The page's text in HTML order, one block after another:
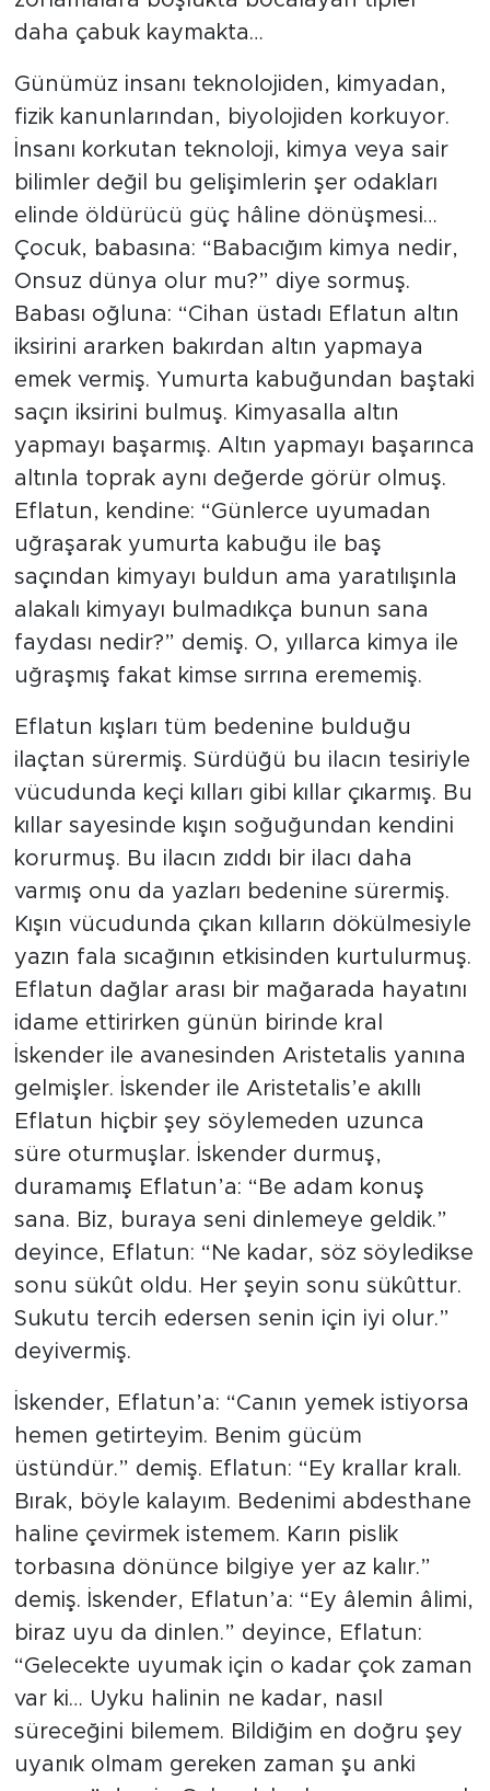
daha çabuk kaymakta…
Günümüz insanı teknolojiden, kimyadan,
fizik kanunlarından, biyolojiden korkuyor.
İnsanı korkutan teknoloji, kimya veya sair
bilimler değil bu gelişimlerin şer odakları
elinde öldürücü güç hâline dönüşmesi…
Çocuk, babasına: “Babacığım kimya nedir,
Onsuz dünya olur mu?” diye sormuş.
Babası oğluna: “Cihan üstadı Eflatun altın
iksirini ararken bakırdan altın yapmaya
emek vermiş. Yumurta kabuğundan baştaki
saçın iksirini bulmuş. Kimyasalla altın
yapmayı başarmış. Altın yapmayı başarınca
altınla toprak aynı değerde görür olmuş.
Eflatun, kendine: “Günlerce uyumadan
uğraşarak yumurta kabuğu ile baş
saçından kimyayı buldun ama yaratılışınla
alakalı kimyayı bulmadıkça bunun sana
faydası nedir?” demiş. O, yıllarca kimya ile
uğraşmış fakat kimse sırrına erememiş.
Eflatun kışları tüm bedenine bulduğu
ilaçtan sürermiş. Sürdüğü bu ilacın tesiriyle
vücudunda keçi kılları gibi kıllar çıkarmış. Bu
kıllar sayesinde kışın soğuğundan kendini
korurmuş. Bu ilacın zıddı bir ilacı daha
varmış onu da yazları bedenine sürermiş.
Kışın vücudunda çıkan kılların dökülmesiyle
yazın fala sıcağının etkisinden kurtulurmuş.
Eflatun dağlar arası bir mağarada hayatını
idame ettirirken günün birinde kral
İskender ile avanesinden Aristetalis yanına
gelmişler. İskender ile Aristetalis’e akıllı
Eflatun hiçbir şey söylemeden uzunca
süre oturmuşlar. İskender durmuş,
duramamış Eflatun’a: “Be adam konuş
sana. Biz, buraya seni dinlemeye geldik.”
deyince, Eflatun: “Ne kadar, söz söyledikse
sonu sükût oldu. Her şeyin sonu sükûttur.
Sukutu tercih edersen senin için iyi olur.”
deyivermiş.
İskender, Eflatun’a: “Canın yemek istiyorsa
hemen getirteyim. Benim gücüm
üstündür.” demiş. Eflatun: “Ey krallar kralı.
Bırak, böyle kalayım. Bedenimi abdesthane
haline çevirmek istemem. Karın pislik
torbasına dönünce bilgiye yer az kalır.”
demiş. İskender, Eflatun’a: “Ey âlemin âlimi,
biraz uyu da dinlen.” deyince, Eflatun:
“Gelecekte uyumak için o kadar çok zaman
var ki… Uyku halinin ne kadar, nasıl
süreceğini bilemem. Bildiğim en doğru şey
uyanık olmam gereken zaman şu anki